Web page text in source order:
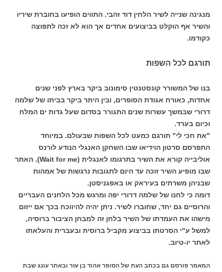
מנגינה שנייה לשיר הלחין דוד זהבי. התווים הופיעו בחוברת שיריו
והשיר אף הוקלט בביצועים אחדים אך הוא לא זכה לתפוצה
כקודמו.
תורגם לכל השפות
בנו של המשורר קונסטנטין סימונוב ביקר בארץ לפני שנים
אחדות, כאורח אגודת הסופרים, ובין היתר ביקר בביתו של שלמה
דרורי שבמשך עשרות שנים התגורר בסדום שעל גדות ים המלח
וכיום בערד.
"את חכי לי" תורגם כמעט לכל השפות שבעולם. במיוחד
התפרסם סרטון הוידיאו שבו השחקן האנגלי הנודע לורנס
אוליבייה קורא את השיר בתרגומו לאנגלית (Wait for me). האתר
שבו מופיע השיר זוכה עד היום לתגובות נרגשות של אמהות
שבניהן משרתים בעיראק או באפגניסטן.
דומה כי לחנו של שלמה דרורי יפה ומרגש מכל הלחנים העבריים
והרוסיים גם יחד, שחוברו לשיר. ניתן יהיה להיווכח בכך אם ייזום
מישהו את העמדתו של השיר בלחן זה למבחן הציבור ברוסיה,
למשל ע"י הסרטתו בביצוע מקביל ברוסית ובעברית והעלאתו
לאתר יו-טיוב.
המאמר פורסם גם בכתב העת של הסופר אהוד בן עזר ובאתר עונג שבת